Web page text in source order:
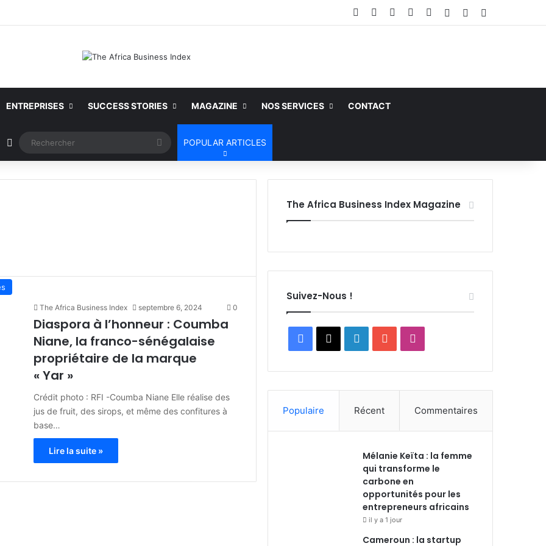
Facebook LinkedinYouTubeInstagramArticle Aléatoire
Sidebar (barre
ENTREPRISES SUCCESS STORIES MAGAZINE NOS SERVICES CONTACT
Article Aléatoire Rechercher
POPULAR ARTICLES
The Africa Business Index septembre 6, 2024 0
Diaspora à l’honneur : Coumba
Niane, la franco-sénégalaise
propriétaire de la marque
« Yar »
Crédit photo : RFI -Coumba Niane Elle réalise des
jus de fruit, des sirops, et même des confitures à
base…
Lire la suite »
The Africa Business Index Magazine
Suivez-Nous !
c
e
n
k
d
n
u
b
e
s
t
g
a
m
Populaire Récent Commentaires
Mélanie Keïta : la femme
qui transforme le
carbone en
opportunités pour les
entrepreneurs africains
il y a 1 jour
Cameroun : la startup